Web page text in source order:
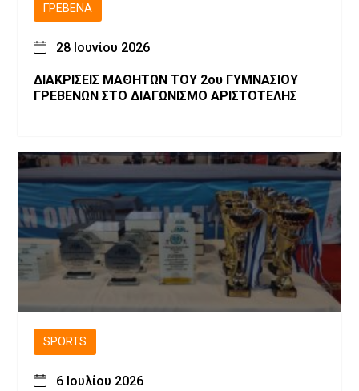
ΓΡΕΒΕΝΆ
28 Ιουνίου 2026
ΔΙΑΚΡΙΣΕΙΣ ΜΑΘΗΤΩΝ ΤΟΥ 2ου ΓΥΜΝΑΣΙΟΥ
ΓΡΕΒΕΝΩΝ ΣΤΟ ΔΙΑΓΩΝΙΣΜΟ ΑΡΙΣΤΟΤΕΛΗΣ
SPORTS
6 Ιουλίου 2026